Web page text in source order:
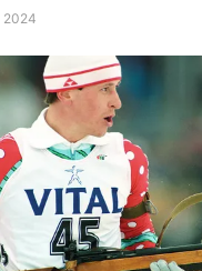
2024